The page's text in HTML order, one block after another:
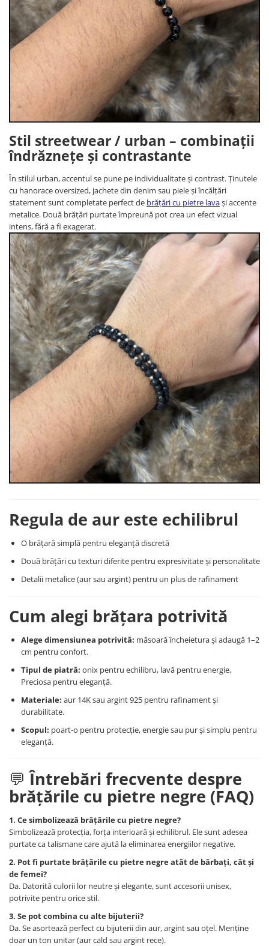
Stil streetwear / urban – combinații
îndrăznețe și contrastante
În stilul urban, accentul se pune pe individualitate și contrast. Ținutele
cu hanorace oversized, jachete din denim sau piele și încălțări
statement sunt completate perfect de brățări cu pietre lavași accente
metalice. Două brățări purtate împreună pot crea un efect vizual
intens, fără a fi exagerat.
Regula de aur este echilibrul
O brățară simplă pentru eleganță discretă
Două brățări cu texturi diferite pentru expresivitate și personalitate
Detalii metalice (aur sau argint) pentru un plus de rafinament
Cum alegi brățara potrivită
Alege dimensiunea potrivită: măsoară încheietura și adaugă 1–2
cm pentru confort.
Tipul de piatră: onix pentru echilibru, lavă pentru energie,
Preciosa pentru eleganță.
Materiale: aur 14K sau argint 925 pentru rafinament și
durabilitate.
Scopul: poart-o pentru protecție, energie sau pur și simplu pentru
eleganță.
💬Întrebări frecvente despre
brățările cu pietre negre (FAQ)
1. Ce simbolizează brățările cu pietre negre?
Simbolizează protecția, forța interioară și echilibrul. Ele sunt adesea
purtate ca talismane care ajută la eliminarea energiilor negative.
2. Pot fi purtate brățările cu pietre negre atât de bărbați, cât și
de femei?
Da. Datorită culorii lor neutre și elegante, sunt accesorii unisex,
potrivite pentru orice stil.
3. Se pot combina cu alte bijuterii?
Da. Se asortează perfect cu bijuterii din aur, argint sau oțel. Menține
doar un ton unitar (aur cald sau argint rece).